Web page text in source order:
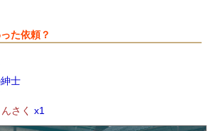
た依頼？
士
さく x1